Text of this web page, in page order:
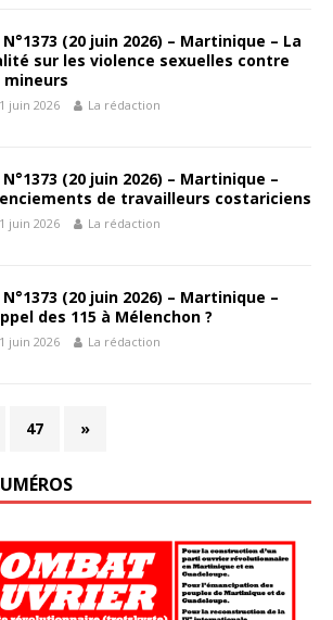
N°1373 (20 juin 2026) – Martinique – La
sur les violence sexuelles contre
mineurs
juin 2026 La rédaction
N°1373 (20 juin 2026) – Martinique –
de travailleurs costariciens
juin 2026 La rédaction
N°1373 (20 juin 2026) – Martinique –
des 115 à Mélenchon ?
juin 2026 La rédaction
47 »